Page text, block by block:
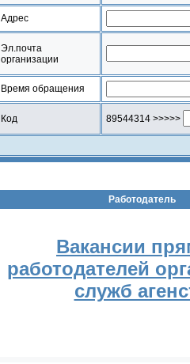
Адрес
Эл.почта
организации
Время обращения
Код 89544314 >>>>>
Работодатель
Вакансии
работодателей
служб